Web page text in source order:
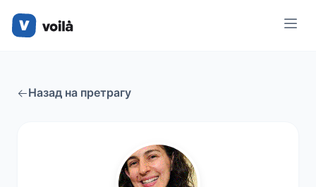
Назад на претрагу